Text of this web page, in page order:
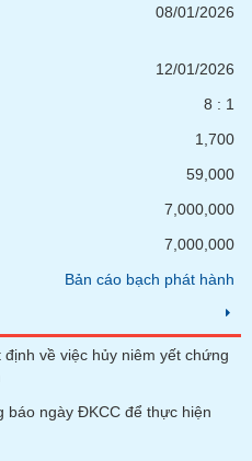
08/01/2026
12/01/2026
8 : 1
1,700
59,000
7,000,000
7,000,000
Bản cáo bạch phát hành
định về việc hủy niêm yết chứng
báo ngày ĐKCC để thực hiện